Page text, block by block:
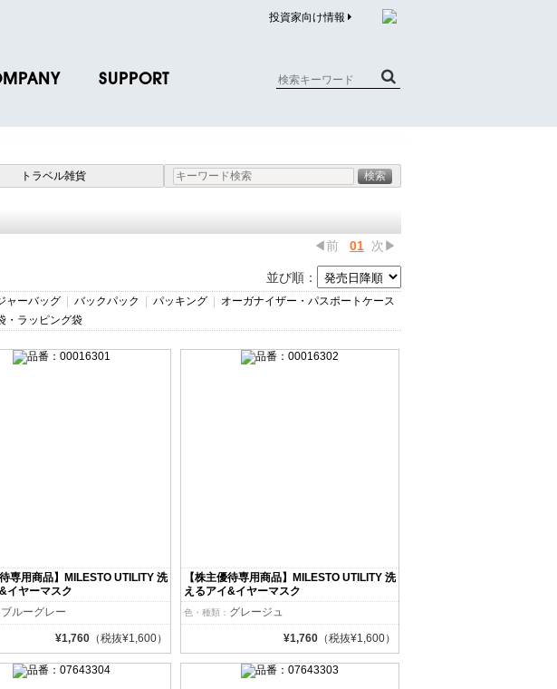
投資家向け情報
ト
SUPPORT
各種お問い合わせ
トラベル雑貨
◀前 01 次▶
並び順：
ャーバッグ バックパック パッキング
オーガナイザー・パスポートケース
・ラッピング袋
待専用商品】MILESTO UTILITY 洗
イヤーマスク
ブルーグレー
¥1,760 （税抜¥1,600）
【株主優待専用商品】MILESTO UTILITY 洗
えるアイ&イヤーマスク
色・種類： グレージュ
¥1,760 （税抜¥1,600）